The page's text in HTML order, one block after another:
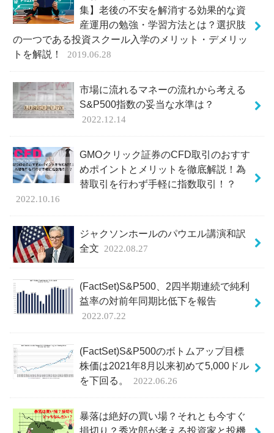
集】老後の不安を解消する効果的な資
産運用の勉強・学習方法とは？選択肢
の一つである投資スクール入学のメリット・デメリッ
トを解説！
2019.06.28
市場に流れるマネーの流れから考える
S&P500指数の妥当な水準は？
2022.12.14
GMOクリック証券のCFD取引のおすす
めポイントとメリットを徹底解説！為
替取引を行わず手軽に指数取引！？
2022.10.16
ジャクソンホールのパウエル講演和訳
全文 2022.08.27
(FactSet)S&P500、2四半期連続で純利
益率の対前年同期比低下を報告
2022.07.22
(FactSet)S&P500のボトムアップ目標
株価は2021年8月以来初めて5,000ドル
を下回る。
2022.06.26
暴落は絶好の買い場？それとも今すぐ
損切り？秀次郎が考える投資家と投機